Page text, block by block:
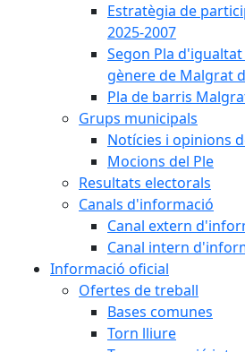
Estratègia de
2025-2007
Segon Pla
gènere de Malgrat
Pla de barris
Grups municipals
Notícies i opinions
Mocions del Ple
Resultats electorals
Canals d'informació
Canal extern
Canal intern
Informació oficial
Ofertes de treball
Bases comunes
Torn lliure